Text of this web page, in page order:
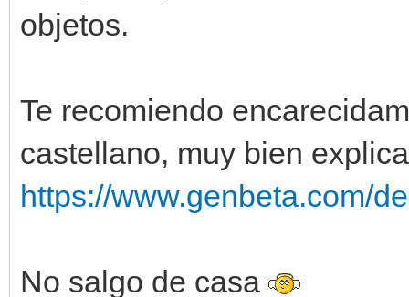
objetos.
Te recomiendo
castellano, muy bien
https://www.genbeta.com/
No salgo de casa